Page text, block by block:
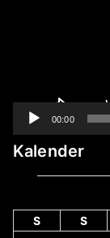
00:00
Kalender
S
S